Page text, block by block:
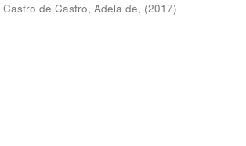
Castro de Castro, Adela de, (2017)